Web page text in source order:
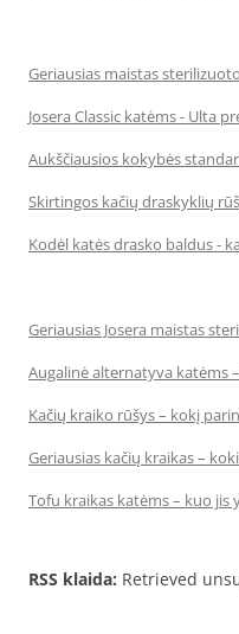
Geriausias maistas
Josera Classic katėms - Ulta
Aukščiausios kokybės
Skirtingos kačių draskyklių
Kodėl katės drasko baldus -
Geriausias Josera maistas
Augalinė alternatyva katėms
Kačių kraiko rūšys – kokį
Geriausias kačių kraikas –
Tofu kraikas katėms – kuo jis
RSS klaida: Retrieved